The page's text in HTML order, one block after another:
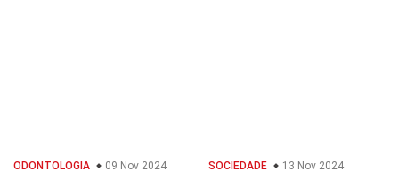
ODONTOLOGIA 09 Nov 2024 SOCIEDADE 13 Nov 2024